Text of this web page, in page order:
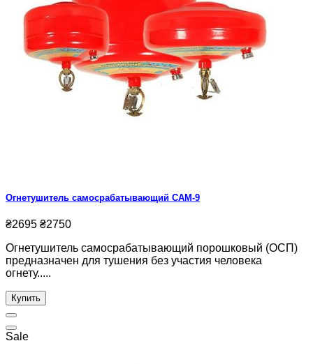
Огнетушитель самосрабатывающий САМ-9
₴2695 ₴2750
Огнетушитель самосрабатывающий порошковый (ОСП)
предназначен для тушения без участия человека
огнету.....
Купить
Sale